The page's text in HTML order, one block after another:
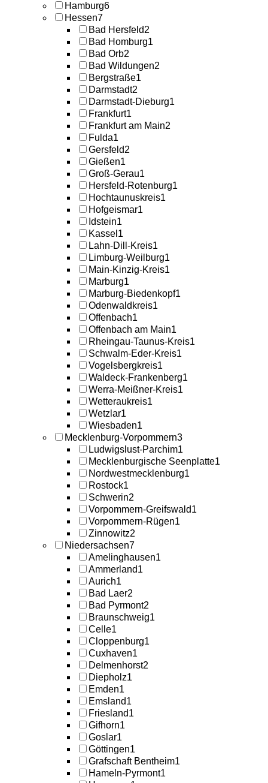
Hamburg6
Hessen7
Bad Hersfeld2
Bad Homburg1
Bad Orb2
Bad Wildungen2
Bergstraße1
Darmstadt2
Darmstadt-Dieburg1
Frankfurt1
Frankfurt am Main2
Fulda1
Gersfeld2
Gießen1
Groß-Gerau1
Hersfeld-Rotenburg1
Hochtaunuskreis1
Hofgeismar1
Idstein1
Kassel 1
Lahn-Dill-Kreis1
Limburg-Weilburg1
Main-Kinzig-Kreis1
Marburg1
Marburg-Biedenkopf1
Odenwaldkreis1
Offenbach1
Offenbach am Main1
Rheingau-Taunus-Kreis1
Schwalm-Eder-Kreis1
Vogelsbergkreis1
Waldeck-Frankenberg1
Werra-Meißner-Kreis1
Wetteraukreis1
Wetzlar1
Wiesbaden1
Mecklenburg-Vorpommern3
Ludwigslust-Parchim1
Mecklenburgische Seenplatte1
Nordwestmecklenburg1
Rostock1
Schwerin2
Vorpommern-Greifswald1
Vorpommern-Rügen1
Zinnowitz2
Niedersachsen7
Amelinghausen1
Ammerland1
Aurich1
Bad Laer2
Bad Pyrmont2
Braunschweig1
Celle1
Cloppenburg1
Cuxhaven1
Delmenhorst2
Diepholz1
Emden1
Emsland1
Friesland1
Gifhorn1
Goslar1
Göttingen1
Grafschaft Bentheim1
Hameln-Pyrmont1